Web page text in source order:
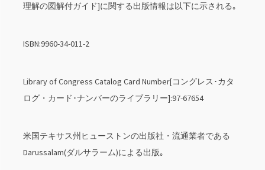
理解の図解付ガイド]に関する出版情報は以下に示される｡
ISBN:9960-34-011-2
Library of Congress Catalog Card Number[コングレス･カタ
ログ・カード･ナンバーのライブラリー]:97-67654
米国テキサス州ヒューストンの出版社・流通業者である
Darussalam(ダルサラーム)による出版｡